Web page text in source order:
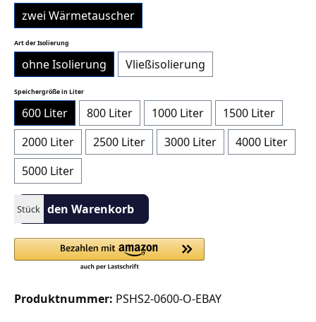
zwei Wärmetauscher
Art der Isolierung
ohne Isolierung Vließisolierung
Speichergröße in Literauswählen
600 Liter 800 Liter 1000 Liter
1500 Liter
2000 Liter
2500 Liter 3000 Liter
4000 Liter
5000 Liter
Produkt Anzahl: Gib den gewünschten Wert ein oder benutze
StückIn den Warenkorb
Produktnummer: PSHS2-0600-O-EBAY